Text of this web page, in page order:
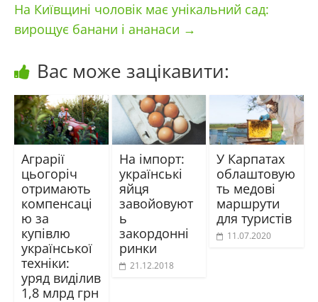
На Київщині чоловік має унікальний сад:
вирощує банани і ананаси →
Вас може зацікавити:
Аграрії
цьогоріч
отримають
компенсаці
ю за
купівлю
української
техніки:
уряд виділив
1,8 млрд грн
На імпорт:
українські
яйця
завойовуют
ь
закордонні
ринки
21.12.2018
У Карпатах
облаштовую
ть медові
маршрути
для туристів
11.07.2020